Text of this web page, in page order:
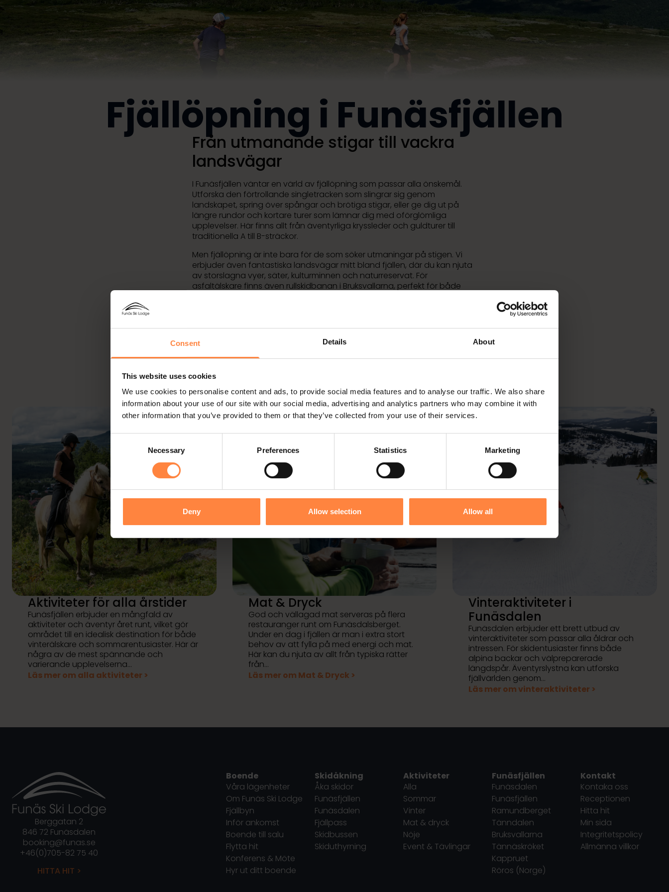
Consent Details About
This website uses cookies
We use cookies to personalise content and ads, to provide social media features and to analyse our traffic. We also share
information about your use of our site with our social media, advertising and analytics partners who may combine it with
other information that you’ve provided to them or that they’ve collected from your use of their services.
Necessary Preferences Statistics Marketing
Deny Allow selection Allow all
Fjällöpning i Funäsfjällen
Från utmanande stigar till vackra
landsvägar
I Funäsfjällen väntar en värld av fjällöpning som passar alla önskemål.
Utforska den förtrollande singletracken som slingrar sig genom
landskapet, spring över spångar och brötiga stigar, eller ge dig ut på
längre rundor och kortare turer som lämnar dig med oförglömliga
upplevelser. Här finns allt från äventyrliga kryssleder och guldturer till
traditionella A till B-sträckor.
Men fjällöpning är inte bara för de som söker utmaningar på stigen. Vi
erbjuder även fantastiska landsvägar mitt bland fjällen, där du kan njuta
av storslagna vyer, säter, kulturminnen och naturreservat. För
asfaltälskare finns även rullskidbanan i Bruksvallarna, perfekt för både
Läs mer om löpningsleder i Funäsdalen >
Aktiviteter för alla årstider
Funäsfjällen erbjuder en mångfald av
aktiviteter och äventyr året runt, vilket gör
området till en idealisk destination för både
vinterälskare och sommarentusiaster. Här är
några av de mest spännande och
varierande upplevelserna…
Läs mer om alla aktiviteter >
Mat & Dryck
God och vällagad mat serveras på flera
restauranger runt om Funäsdalsberget.
Under en dag i fjällen är man i extra stort
behov av att fylla på med energi och mat.
Här kan du njuta av allt från typiska rätter
från…
Läs mer om Mat & Dryck >
Vinteraktiviteter i
Funäsdalen
Funäsdalen erbjuder ett brett utbud av
vinteraktiviteter som passar alla åldrar och
intressen. För skidentusiaster finns både
alpina backar och välpreparerade
längdspår. Äventyrslystna kan utforska
fjällvärlden genom…
Läs mer om vinteraktiviteter >
Berggatan 2
846 72 Funäsdalen
booking@funas.se
+46(0)705-82 75 40
HITTA HIT >
Boende
Våra lägenheter
Om Funäs Ski Lodge
Fjällbyn
Inför ankomst
Boende till salu
Flytta hit
Konferens & Möte
Hyr ut ditt boende
Skidåkning
Åka skidor
Funäsfjällen
Funäsdalen
Fjällpass
Skidbussen
Skiduthyrning
Aktiviteter
Alla
Sommar
Vinter
Mat & dryck
Nöje
Event & Tävlingar
Funäsfjällen
Funäsdalen
Funäsfjällen
Ramundberget
Tänndalen
Bruksvallarna
Tännäskröket
Kappruet
Röros (Norge)
Kontakt
Kontaka oss
Receptionen
Hitta hit
Min sida
Integritetspolicy
Allmänna villkor